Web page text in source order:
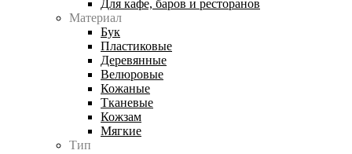
Для кафе, баров и ресторанов
Материал
Бук
Пластиковые
Деревянные
Велюровые
Кожаные
Тканевые
Кожзам
Мягкие
Тип